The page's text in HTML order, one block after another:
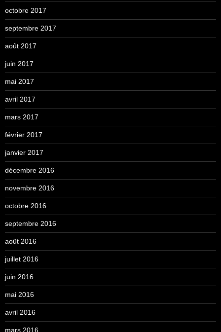
octobre 2017
septembre 2017
août 2017
juin 2017
mai 2017
avril 2017
mars 2017
février 2017
janvier 2017
décembre 2016
novembre 2016
octobre 2016
septembre 2016
août 2016
juillet 2016
juin 2016
mai 2016
avril 2016
mars 2016